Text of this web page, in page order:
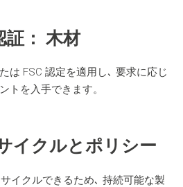
証： 木材
は FSC 認定を適用し､ 要求に応じ
トを入手できます。
イクルとポリシー
イクルできるため､ 持続可能な製